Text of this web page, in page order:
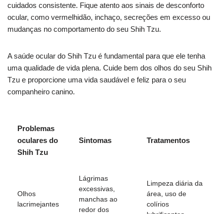
cuidados consistente. Fique atento aos sinais de desconforto
ocular, como vermelhidão, inchaço, secreções em excesso ou
mudanças no comportamento do seu Shih Tzu.
A saúde ocular do Shih Tzu é fundamental para que ele tenha
uma qualidade de vida plena. Cuide bem dos olhos do seu Shih
Tzu e proporcione uma vida saudável e feliz para o seu
companheiro canino.
Problemas
oculares do
Shih Tzu
Sintomas Tratamentos
Olhos
lacrimejantes
Lágrimas
excessivas,
manchas ao
redor dos
Limpeza diária da
área, uso de
colírios